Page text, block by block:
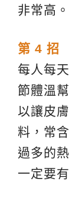
非常高。
第 4 招
每人每
節體溫
以讓皮
料，常
過多的
一定要